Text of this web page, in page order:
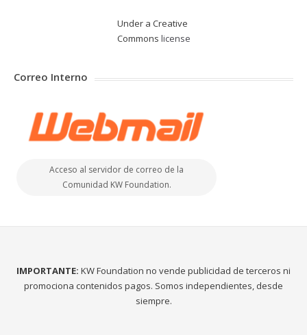
Under a Creative
Commons license
Correo Interno
Acceso al servidor de correo de la
Comunidad KW Foundation.
IMPORTANTE: KW Foundation no vende publicidad de terceros ni
promociona contenidos pagos. Somos independientes, desde
siempre.